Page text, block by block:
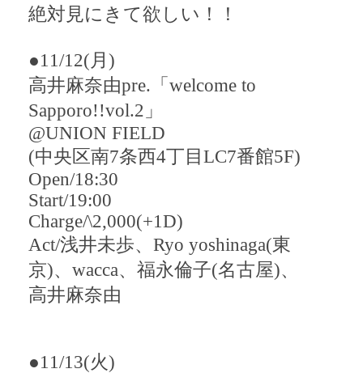
絶対見にきて欲しい！！
●11/12(月)
高井麻奈由pre. 「 welcome to
Sapporo!!vol.2 」
@UNION FIELD
(中央区南7条西4丁目 LC7番館5F)
Open/18:30
Start/19:00
Charge/\2,000(+1D)
Act/浅井未歩、 Ryo yoshinaga(東
京)、 wacca、福永倫子(名古屋)、
高井麻奈由
●11/13(火)